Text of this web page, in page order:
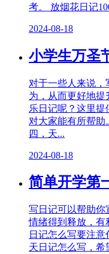
考。 放烟花日记
2024-08-18
小学生万圣
对于一些人来说
为，从而更好地
乐日记呢？这里
对大家能有所帮助
四，天...
2024-08-18
简单开学第
写日记可以帮助你
情绪得到释放，有
日记怎么写要注
天日记怎么写，希